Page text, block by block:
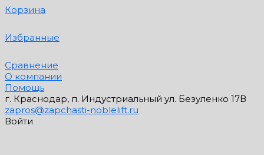
Корзина
Избранные
Сравнение
О компании
Помощь
г. Краснодар, п. Индустриальный ул. Безуленко 17В
zapros@zapchasti-noblelift.ru
Войти